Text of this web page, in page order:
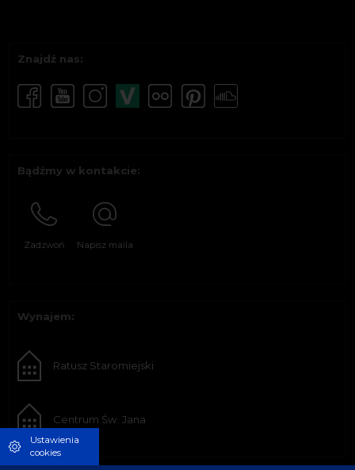
Znajdź nas:
Bądźmy w kontakcie:
Zadzwoń Napisz maila
Wynajem:
Ratusz Staromiejski
Centrum Św. Jana
Ustawienia
cookies